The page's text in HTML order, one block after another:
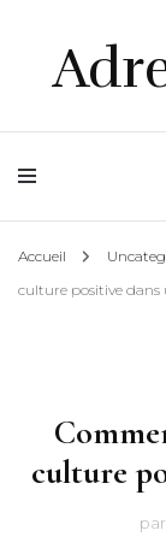
Accueil
culture positive
culture
par